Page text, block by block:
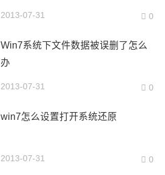
2013-07-31 0
Win7系统下文件数据被误删了怎么
办
2013-07-31 0
win7怎么设置打开系统还原
2013-07-31 0